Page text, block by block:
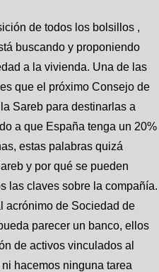
de todos los bolsillos ,
buscando y proponiendo
a la vivienda. Una de las
que el próximo Consejo de
Sareb para destinarlas a
a que España tenga un 20%
estas palabras quizá
y por qué se pueden
las claves sobre la compañía.
acrónimo de Sociedad de
parecer un banco, ellos
de activos vinculados al
hacemos ninguna tarea